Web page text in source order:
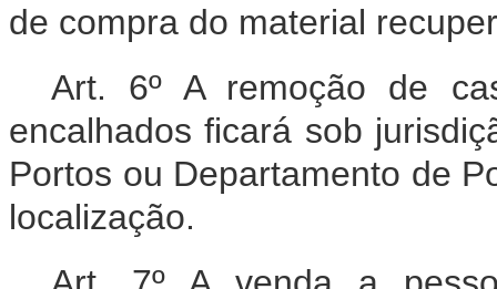
de compra do material
Art. 6º A remoção de
encalhados ficará sob
Portos ou Departamento de
localização.